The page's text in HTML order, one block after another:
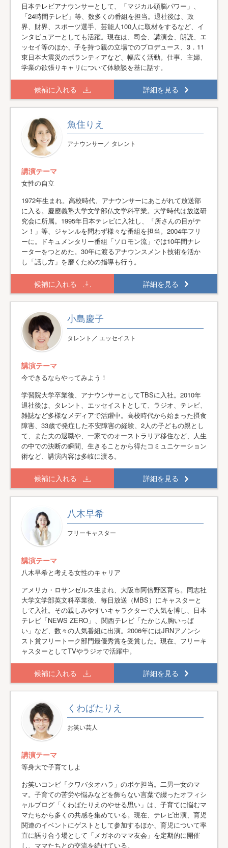
日本テレビアナウンサーとして、「マジカル頭脳パワー」、
「24時間テレビ」等、数多くの番組を担当。退社後は、政
界、財界、スポーツ選手、芸能人100人に取材をするなど、イ
ンタビュアーとしても活躍。現在は、司会、講演会、朗読、エ
ッセイ等のほか、子を持つ親の立場でのプロデュース、3．11
東日本大震災のボランティアなど、幅広く活動。仕事、主婦、
学業の欲張りキャリについて体験談を基に話す。
候補に入れる 詳細を見る
魚住りえ
アナウンサー／ タレント
講演テーマ
女性の自立
1972年生まれ。高校時代、アナウンサーにあこがれて放送部
に入る。慶應義塾大学文学部仏文学科卒業。大学時代は放送研
究会に所属。1995年日本テレビに入社し、「所さんの目がテ
ン！」等、ジャンルを問わず様々な番組を担当。2004年フリ
ーに。ドキュメンタリー番組「ソロモン流」では10年間ナレ
ーターをつとめた。30年に渡るアナウンスメント技術を活か
し「話し方」を磨くための指導も行う。
候補に入れる 詳細を見る
小島慶子
タレント／ エッセイスト
講演テーマ
今できるならやってみよう！
学習院大学卒業後、アナウンサーとしてTBSに入社。2010年
退社後は、タレント、エッセイストとして、ラジオ、テレビ、
雑誌など多様なメディアで活躍中。高校時代から始まった摂食
障害、33歳で発症した不安障害の経験、2人の子どもの親とし
て、また夫の退職や、一家でのオーストラリア移住など、人生
の中での決断の瞬間、生きることから得たコミュニケーション
術など、講演内容は多岐に渡る。
候補に入れる 詳細を見る
八木早希
フリーキャスター
講演テーマ
八木早希と考える女性のキャリア
アメリカ・ロサンゼルス生まれ、大阪市阿倍野区育ち。同志社
大学文学部英文科卒業後、毎日放送（MBS）にキャスターと
して入社。その親しみやすいキャラクターで人気を博し、日本
テレビ「NEWS ZERO」、関西テレビ「たかじん胸いっぱ
い」など、数々の人気番組に出演。2006年にはJRNアノンシ
スト賞フリートーク部門最優秀賞を受賞した。現在、フリーキ
ャスターとしてTVやラジオで活躍中。
候補に入れる 詳細を見る
くわばたりえ
お笑い芸人
講演テーマ
等身大で子育てしよ
お笑いコンビ「クワバタオハラ」のボケ担当。二男一女のマ
マ。子育ての苦労や悩みなどを飾らない言葉で綴ったオフィシ
ャルブログ「くわばたりえのやせる思い」は、子育てに悩むマ
マたちから多くの共感を集めている。現在、テレビ出演、育児
関連のイベントにゲストとして参加するほか、育児について率
直に語り合う場として「メガネのママ友会」を定期的に開催
し、ママたちとの交流を続けている。